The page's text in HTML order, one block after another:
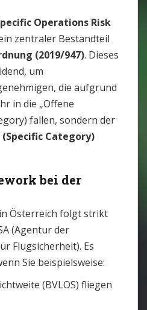
Operations Risk
zentraler Bestandteil
(2019/947). Dieses
um
die aufgrund
in die „Offene
fallen, sondern der
Category)
bei der
Österreich folgt strikt
(Agentur der
Flugsicherheit). Es
Sie beispielsweise:
(BVLOS) fliegen